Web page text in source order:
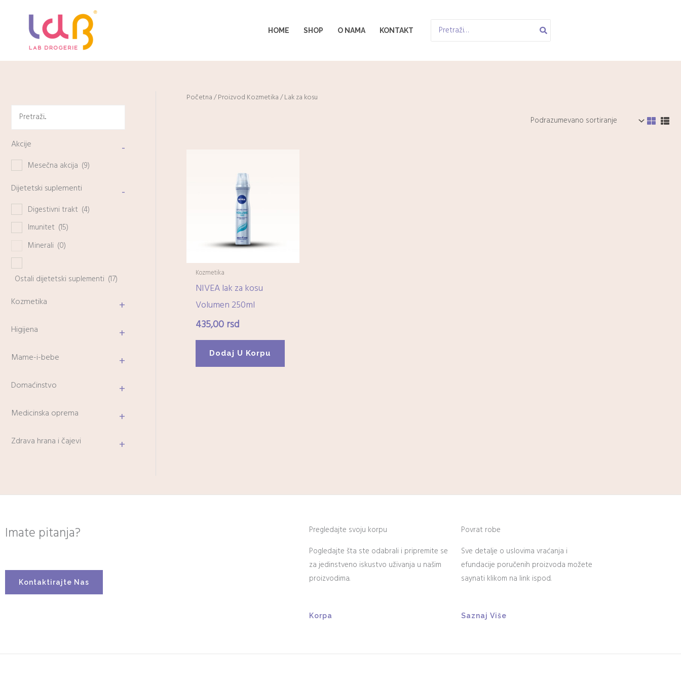
HOME SHOP O NAMA KONTAKT
Search
Akcije -
Mesečna akcija (9)
Dijetetski suplementi -
Digestivni trakt (4)
Imunitet (15)
Minerali (0)
Ostali dijetetski suplementi (17)
Kozmetika +
Higijena +
Mame-i-bebe +
Domaćinstvo +
Medicinska oprema +
Zdrava hrana i čajevi +
Početna/ Proizvod Kozmetika / Lak za kosu
Kozmetika
NIVEA lak za kosu
Volumen 250ml
435,00rsd
Dodaj U Korpu
Imate pitanja?
Kontaktirajte Nas
Pregledajte svoju korpu
Pogledajte šta ste odabrali i pripremite se
za jedinstveno iskustvo uživanja u našim
proizvodima.
Korpa
Povrat robe
Sve detalje o uslovima vraćanja i
efundacije poručenih proizvoda možete
saynati klikom na link ispod.
Saznaj Više